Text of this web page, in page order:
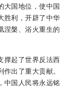
大国地位，使中国
胜利，开辟了中华
涅槃、浴火重生的
撑起了世界反法西
出了重大贡献。
中国人民将永远铭